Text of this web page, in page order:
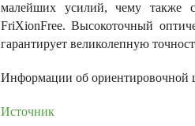
малейших усилий, чему также
FriXionFree. Высокоточный
гарантирует великолепную
Информации об ориентировочной
Источник